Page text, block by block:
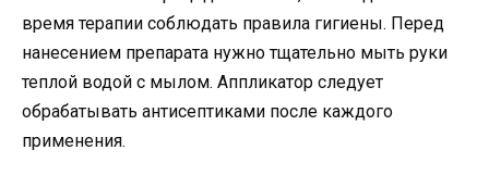
время терапии соблюдать правила гигиены. Перед
нанесением препарата нужно тщательно мыть руки
теплой водой с мылом. Аппликатор следует
обрабатывать антисептиками после каждого
применения.